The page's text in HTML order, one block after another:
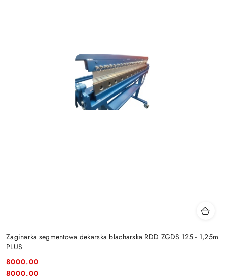
Zaginarka segmentowa dekarska blacharska RDD ZGDS 125 - 1,25m
PLUS
Cena:
8000.00
Cena:
8000.00